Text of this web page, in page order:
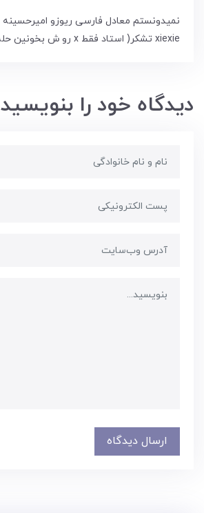
نمیدونستم معادل فارسی ریوزو امیرحسینه
xiexie تشکر( استاد فقط x رو ش بخونین حله )
دیدگاه خود را بنویسید
ارسال دیدگاه